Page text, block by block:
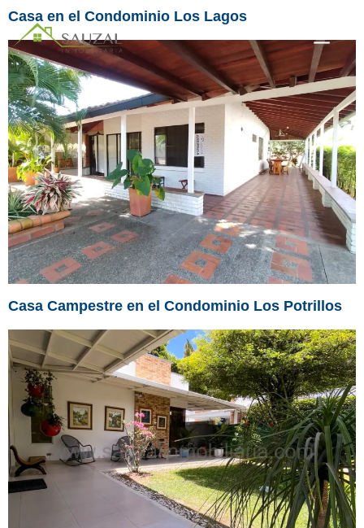
Casa en el Condominio Los Lagos
Casa Campestre en el Condominio Los Potrillos